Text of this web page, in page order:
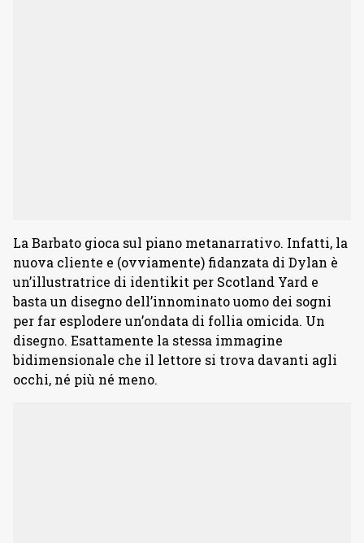
La Barbato gioca sul piano metanarrativo. Infatti, la
nuova cliente e (ovviamente) fidanzata di Dylan è
un’illustratrice di identikit per Scotland Yard e
basta un disegno dell’innominato uomo dei sogni
per far esplodere un’ondata di follia omicida. Un
disegno. Esattamente la stessa immagine
bidimensionale che il lettore si trova davanti agli
occhi, né più né meno.